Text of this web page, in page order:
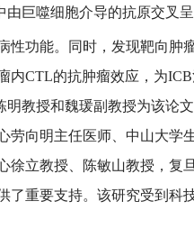
巨噬细胞介导的抗原交叉
性功能。同时，发现靶向肿
内CTL的抗肿瘤效应，为ICB
教授和魏瑗副教授为该论
劳向明主任医师、中山大学
徐立教授、陈敏山教授，复
了重要支持。该研究受到科